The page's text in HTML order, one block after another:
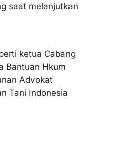
saat melanjutkan
ketua Cabang
Bantuan Hkum
Advokat
Tani Indonesia